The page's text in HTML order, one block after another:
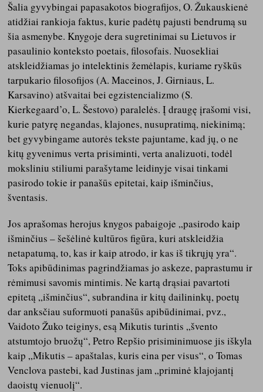
Šalia gyvybingai papasakotos biografijos, O. Žukauskienė
atidžiai rankioja faktus, kurie padėtų pajusti bendrumą su
šia asmenybe. Knygoje dera sugretinimai su Lietuvos ir
pasaulinio konteksto poetais, filosofais. Nuosekliai
atskleidžiamas jo intelektinis žemėlapis, kuriame ryškūs
tarpukario filosofijos (A. Maceinos, J. Girniaus, L.
Karsavino) atšvaitai bei egzistencializmo (S.
Kierkegaard’o, L. Šestovo) paralelės. Į draugę įrašomi visi,
kurie patyrę negandas, klajones, nusupratimą, niekinimą;
bet gyvybingame autorės tekste pajuntame, kad jų, o ne
kitų gyvenimus verta prisiminti, verta analizuoti, todėl
moksliniu stiliumi parašytame leidinyje visai tinkami
pasirodo tokie ir panašūs epitetai, kaip išminčius,
šventasis.
Jos aprašomas herojus knygos pabaigoje „pasirodo kaip
išminčius – šešėlinė kultūros figūra, kuri atskleidžia
netapatumą, to, kas ir kaip atrodo, ir kas iš tikrųjų yra“.
Toks apibūdinimas pagrindžiamas jo askeze, paprastumu ir
rėmimusi savomis mintimis. Ne kartą drąsiai pavartoti
epitetą „išminčius“, subrandina ir kitų dailininkų, poetų
dar anksčiau suformuoti panašūs apibūdinimai, pvz.,
Vaidoto Žuko teiginys, esą Mikutis turintis „švento
atstumtojo bruožų“, Petro Repšio prisiminimuose jis iškyla
kaip „Mikutis – apaštalas, kuris eina per visus“, o Tomas
Venclova pastebi, kad Justinas jam „priminė klajojantį
daoistų vienuolį“.